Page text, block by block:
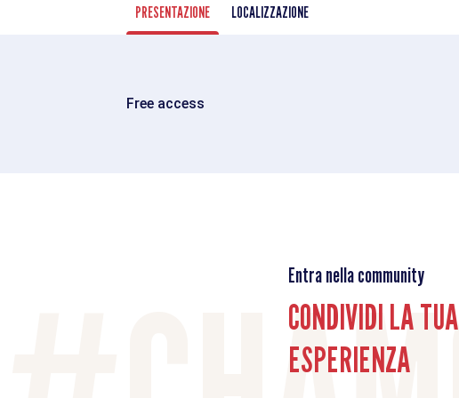
PRESENTAZIONE LOCALIZZAZIONE
Free access
Entra nella community
CONDIVIDI LA TUA
ESPERIENZA